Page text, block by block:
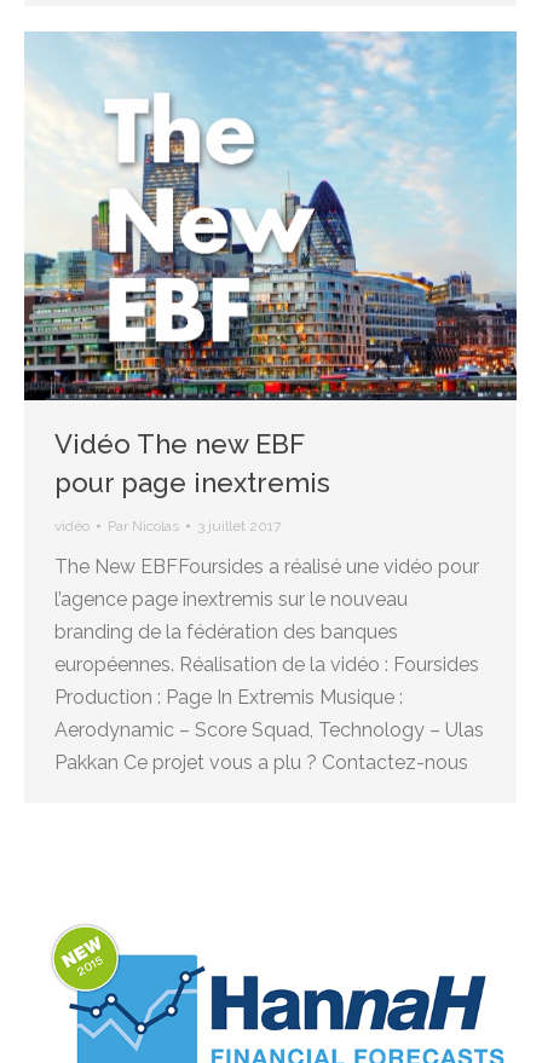
Vidéo The new EBF
pour page inextremis
vidéo Par Nicolas 3 juillet 2017
The New EBFFoursides a réalisé une vidéo pour
l’agence page inextremis sur le nouveau
branding de la fédération des banques
européennes. Réalisation de la vidéo : Foursides
Production : Page In Extremis Musique :
Aerodynamic – Score Squad, Technology – Ulas
Pakkan Ce projet vous a plu ? Contactez-nous